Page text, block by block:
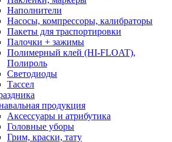
Наполнители
Насосы, компрессоры, калибраторы
Пакеты для траспортировки
Палочки + зажимы
Полимерный клей (HI-FLOAT),
Полироль
Светодиоды
Тассел
продукция
Аксессуары и атрибутика
Головные уборы
Грим, краски, тату